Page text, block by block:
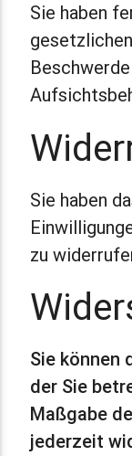
Sie haben
Sie haben
zu
Sie können
der Sie
Maßgabe
jederzeit